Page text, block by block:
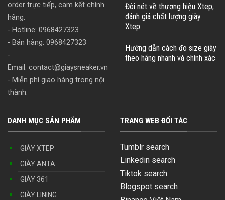
order trực tiếp, cam kết chính
hãng.
- Hotline: 0968427323
- Bán hàng: 0968427323
-
Email: contact@giaysneaker.vn
- Miễn phí giao hàng trong nội
thành.
Đôi nét về thương hiệu Xtep,
đánh giá chất lượng giày
Xtep
Hướng dẫn cách đo size giày
theo hãng nhanh và chính xác
DANH MỤC SẢN PHẨM
GIÀY XTEP
GIÀY ANTA
GIÀY 361
GIÀY LINING
TRANG WEB ĐỐI TÁC
Tumblr search
Linkedin search
Tiktok search
Blogspot search